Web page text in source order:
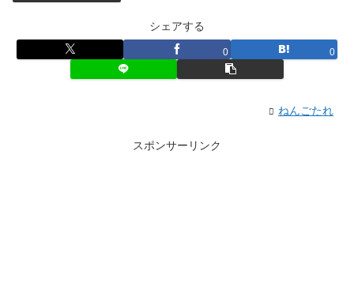
シェアする
0 0
ねんごたれ
スポンサーリンク